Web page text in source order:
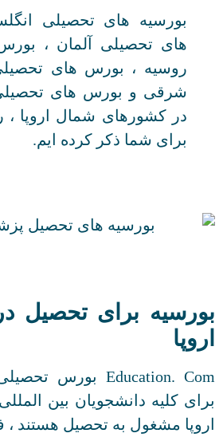
بورسیه های تحصیلی
های تحصیلی آلمان ،
روسیه ، بورس های
شرقی و بورس های
در کشورهای شمال اروپا ،
برای شما ذکر کرده ایم.
بورسیه برای تحصیل
اروپا
برای کلیه دانشجویان بین
اروپا مشغول به تحصیل هستند ،